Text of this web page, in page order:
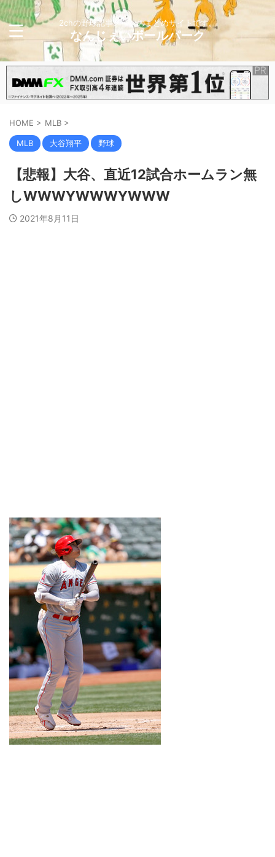
2chの野球記事メインのまとめサイトです。
なんじぇいボールパーク
HOME > MLB >
MLB 大谷翔平 野球
【悲報】大谷、直近12試合ホームラン無
しWWWYWWWYWWW
2021年8月11日